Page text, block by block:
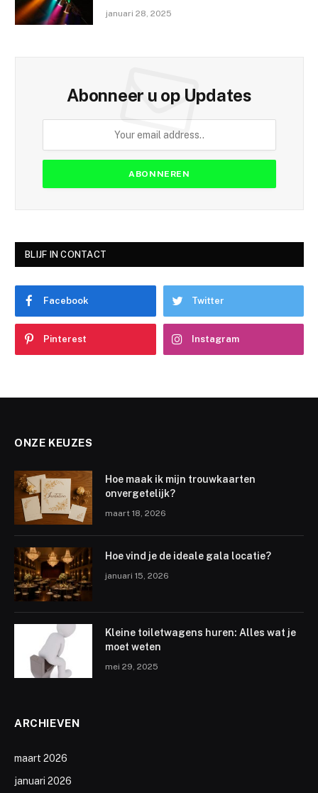
januari 28, 2025
Abonneer u op Updates
BLIJF IN CONTACT
Facebook Twitter
Pinterest Instagram
ONZE KEUZES
Hoe maak ik mijn trouwkaarten
onvergetelijk?
maart 18, 2026
Hoe vind je de ideale gala locatie?
januari 15, 2026
Kleine toiletwagens huren: Alles wat je
moet weten
mei 29, 2025
ARCHIEVEN
maart 2026
januari 2026